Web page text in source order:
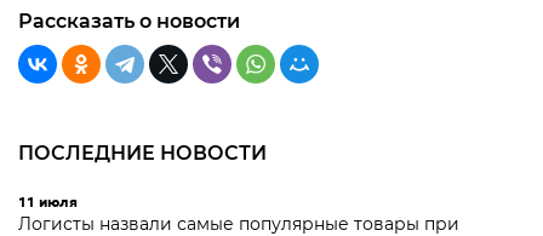
Рассказать о новости
ПОСЛЕДНИЕ НОВОСТИ
11 июля
Логисты назвали самые популярные товары при